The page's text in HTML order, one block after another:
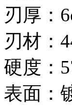
刃厚：
刃材：
硬度：
表面：